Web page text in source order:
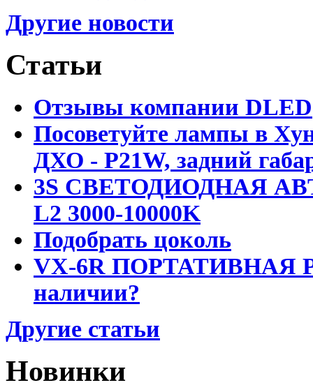
Другие новости
Статьи
Отзывы компании DLED
Посоветуйте лампы в
ДХО - P21W, задний
3S СВЕТОДИОДНАЯ
L2 3000-10000K
Подобрать цоколь
VX-6R ПОРТАТИВНАЯ
наличии?
Другие статьи
Новинки